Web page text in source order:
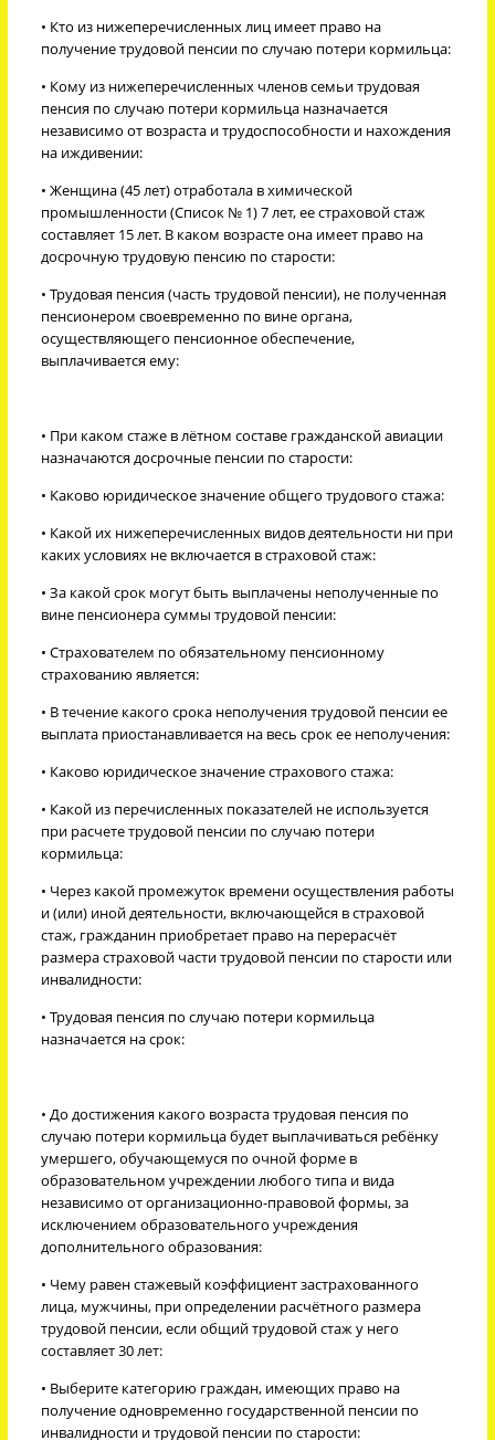
• Кто из нижеперечисленных лиц имеет право на
получение трудовой пенсии по случаю потери кормильца:
• Кому из нижеперечисленных членов семьи трудовая
пенсия по случаю потери кормильца назначается
независимо от возраста и трудоспособности и нахождения
на иждивении:
• Женщина (45 лет) отработала в химической
промышленности (Список № 1) 7 лет, ее страховой стаж
составляет 15 лет. В каком возрасте она имеет право на
досрочную трудовую пенсию по старости:
• Трудовая пенсия (часть трудовой пенсии), не полученная
пенсионером своевременно по вине органа,
осуществляющего пенсионное обеспечение,
выплачивается ему:
• При каком стаже в лётном составе гражданской авиации
назначаются досрочные пенсии по старости:
• Каково юридическое значение общего трудового стажа:
• Какой их нижеперечисленных видов деятельности ни при
каких условиях не включается в страховой стаж:
• За какой срок могут быть выплачены неполученные по
вине пенсионера суммы трудовой пенсии:
• Страхователем по обязательному пенсионному
страхованию является:
• В течение какого срока неполучения трудовой пенсии ее
выплата приостанавливается на весь срок ее неполучения:
• Каково юридическое значение страхового стажа:
• Какой из перечисленных показателей не используется
при расчете трудовой пенсии по случаю потери
кормильца:
• Через какой промежуток времени осуществления работы
и (или) иной деятельности, включающейся в страховой
стаж, гражданин приобретает право на перерасчёт
размера страховой части трудовой пенсии по старости или
инвалидности:
• Трудовая пенсия по случаю потери кормильца
назначается на срок:
• До достижения какого возраста трудовая пенсия по
случаю потери кормильца будет выплачиваться ребёнку
умершего, обучающемуся по очной форме в
образовательном учреждении любого типа и вида
независимо от организационно-правовой формы, за
исключением образовательного учреждения
дополнительного образования:
• Чему равен стажевый коэффициент застрахованного
лица, мужчины, при определении расчётного размера
трудовой пенсии, если общий трудовой стаж у него
составляет 30 лет:
• Выберите категорию граждан, имеющих право на
получение одновременно государственной пенсии по
инвалидности и трудовой пенсии по старости: